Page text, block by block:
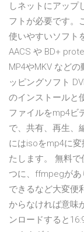
しネットにアップ
フトが必要です。
使いやすいソフト
AACS や BD+
MP4やMKV など
ッピングソフト
のインストールと
ファイルをmp4ビ
で、共有、再生、
にはisoをmp4に
たします。 無料
つに、ffmpegが
できるなど大変便
からなければ意味
ンロードすると